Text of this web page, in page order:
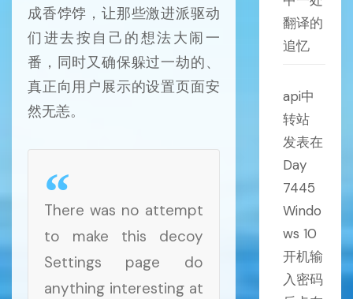
成香饽饽，让那些激进派驱动
们进去按自己的想法大闹一
番，同时又确保躲过一劫的、
真正向用户展示的设置页面安
然无恙。
There was no attempt
to make this decoy
Settings page do
anything interesting at
翻译的
追忆
api中
转站
发表在
Day
7445
Windo
ws 10
开机输
入密码